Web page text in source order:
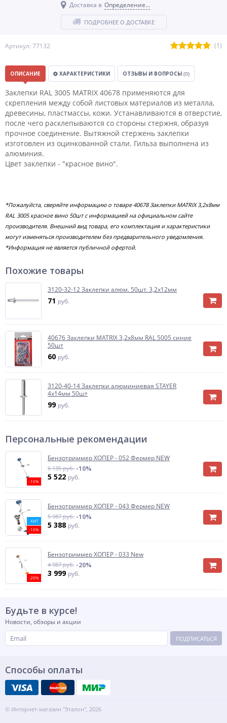
Артикул: 77132 (1)
Доставка в Определение...
ПОДРОБНЕЕ О ДОСТАВКЕ
ОПИСАНИЕ ХАРАКТЕРИСТИКИ ОТЗЫВЫ И ВОПРОСЫ (0)
Заклепки RAL 3005 MATRIX 40678 применяются для
скрепления между собой листовых материалов из металла,
древесины, пластмассы, кожи. Устанавливаются в отверстие,
после чего расклепываются со стороны стержня, образуя
прочное соединение. Вытяжной стержень заклепки
изготовлен из оцинкованной стали. Гильза выполнена из
алюминия.
Цвет заклепки - "красное вино".
*Пожалуйста, сверяйте информацию о товаре 40678 Заклепки MATRIX 3,2х8мм
RAL 3005 красное вино 50шт с информацией на официальном сайте
производителя. Внешний вид товара, его комплектация и характеристики
могут изменяться производителем без предварительного уведомления.
*Информация не является публичной офертой.
Похожие товары
3120-32-12 Заклепки алюм. 50шт. 3,2х12мм
71 руб.
40676 Заклепки MATRIX 3,2х8мм RAL 5005 синие
50шт
60 руб.
3120-40-14 Заклепки алюминиевая STAYER
4х14мм 50шт
99 руб.
Персональные рекомендации
-10%
Бензотриммер ХОПЕР - 052 Фермер NEW
6 135 руб. -10%
5 522 руб.
ХИТ
-10%
Бензотриммер ХОПЕР - 043 Фермер NEW
5 987 руб. -10%
5 388 руб.
-20%
Бензотриммер ХОПЕР - 033 New
4 987 руб. -20%
3 999 руб.
Будьте в курсе!
Новости, обзоры и акции
ПОДПИСАТЬСЯ
Способы оплаты
© Интернет-магазин "Эталон", 2026